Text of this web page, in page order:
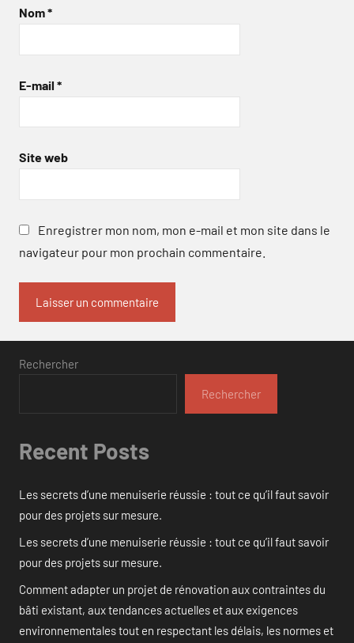
Nom*
E-mail *
Site web
Enregistrer mon nom, mon e-mail et mon site dans le
navigateur pour mon prochain commentaire.
Rechercher
Rechercher
Recent Posts
Les secrets d’une menuiserie réussie : tout ce qu’il faut savoir
pour des projets sur mesure.
Les secrets d’une menuiserie réussie : tout ce qu’il faut savoir
pour des projets sur mesure.
Comment adapter un projet de rénovation aux contraintes du
bâti existant, aux tendances actuelles et aux exigences
environnementales tout en respectant les délais, les normes et